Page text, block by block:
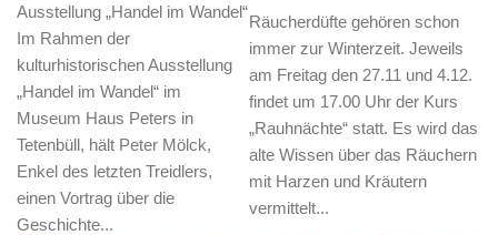
Ausstellung „Handel im Wandel“
Im Rahmen der
kulturhistorischen Ausstellung
„Handel im Wandel“ im
Museum Haus Peters in
Tetenbüll, hält Peter Mölck,
Enkel des letzten Treidlers,
einen Vortrag über die
Geschichte...
Räucherdüfte gehören schon
immer zur Winterzeit. Jeweils
am Freitag den 27.11 und 4.12.
findet um 17.00 Uhr der Kurs
„Rauhnächte“ statt. Es wird das
alte Wissen über das Räuchern
mit Harzen und Kräutern
vermittelt...